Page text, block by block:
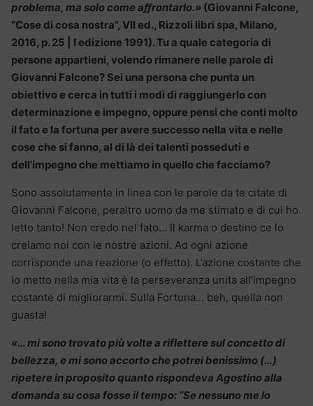
problema, ma solo come aﬀrontarlo.» (Giovanni Falcone,
“Cose di cosa nostra”, VII ed., Rizzoli libri spa, Milano,
2016, p. 25 | I edizione 1991). Tu a quale categoria di
persone appartieni, volendo rimanere nelle parole di
Giovanni Falcone? Sei una persona che punta un
obiettivo e cerca in tutti i modi di raggiungerlo con
determinazione e impegno, oppure pensi che conti molto
il fato e la fortuna per avere successo nella vita e nelle
cose che si fanno, al di là dei talenti posseduti e
dell’impegno che mettiamo in quello che facciamo?
Sono assolutamente in linea con le parole da te citate di
Giovanni Falcone, peraltro uomo da me stimato e di cui ho
letto tanto! Non credo nel fato… Il karma o destino ce lo
creiamo noi con le nostre azioni. Ad ogni azione
corrisponde una reazione (o eﬀetto). L’azione costante che
io metto nella mia vita è la perseveranza unita all’impegno
costante di migliorarmi. Sulla Fortuna… beh, quella non
guasta!
«… mi sono trovato più volte a riflettere sul concetto di
bellezza, e mi sono accorto che potrei benissimo (…)
ripetere in proposito quanto rispondeva Agostino alla
domanda su cosa fosse il tempo: “Se nessuno me lo